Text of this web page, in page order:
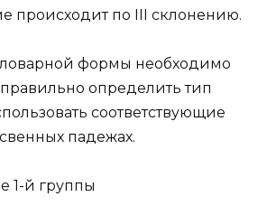
происходит по III склонению.
формы необходимо
правильно определить тип
соответствующие
падежах.
1-й группы